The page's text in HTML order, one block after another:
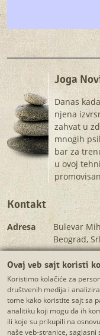
Joga
Danas
njena
zahvat u
mnogih
bar za
u ovoj
Kontakt
Adresa
Bulevar
Beograd,
do 17h)
E-mail
InstagramFacebookYoutube
Ovaj veb sajt koristi
Koristimo kolačiće za
društvenih medija i
tome kako koristite sajt sa
analitiku koji mogu da ih
ili koje su prikupili na
naše veb-stranice,